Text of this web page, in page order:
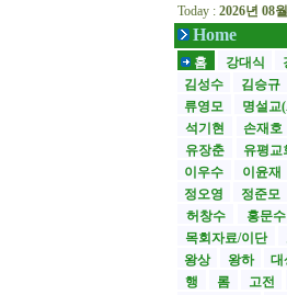
Today : 2026년 08
Home
홈
강대식
김성수
김승규
류영모
명설교
석기현
손재호
유장춘
유평교
이우수
이윤재
정오영
정준모
허창수
홍문수
목회자료/이단
왕상
왕하 대
행
롬 고전